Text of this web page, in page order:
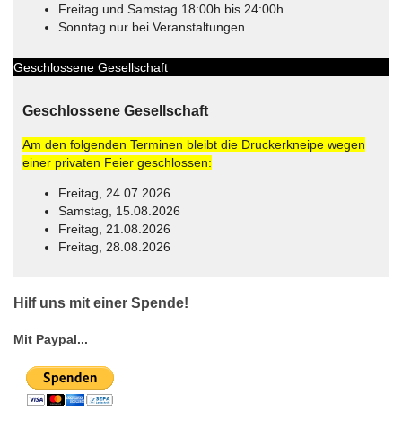
Freitag und Samstag 18:00h bis 24:00h
Sonntag nur bei Veranstaltungen
Geschlossene Gesellschaft
Geschlossene Gesellschaft
Am den folgenden Terminen bleibt die Druckerkneipe wegen
einer privaten Feier geschlossen:
Freitag, 24.07.2026
Samstag, 15.08.2026
Freitag, 21.08.2026
Freitag, 28.08.2026
Hilf uns mit einer Spende!
Mit Paypal...